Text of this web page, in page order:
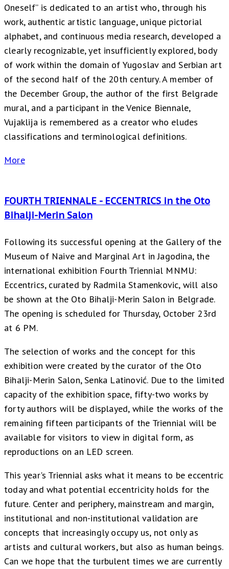
Oneself” is dedicated to an artist who, through his
work, authentic artistic language, unique pictorial
alphabet, and continuous media research, developed a
clearly recognizable, yet insufficiently explored, body
of work within the domain of Yugoslav and Serbian art
of the second half of the 20th century. A member of
the December Group, the author of the first Belgrade
mural, and a participant in the Venice Biennale,
Vujaklija is remembered as a creator who eludes
classifications and terminological definitions.
More
FOURTH TRIENNALE - ECCENTRICS in the Oto
Bihalji-Merin Salon
Following its successful opening at the Gallery of the
Museum of Naive and Marginal Art in Jagodina, the
international exhibition Fourth Triennial MNMU:
Eccentrics, curated by Radmila Stamenkovic, will also
be shown at the Oto Bihalji-Merin Salon in Belgrade.
The opening is scheduled for Thursday, October 23rd
at 6 PM.
The selection of works and the concept for this
exhibition were created by the curator of the Oto
Bihalji-Merin Salon, Senka Latinović. Due to the limited
capacity of the exhibition space, fifty-two works by
forty authors will be displayed, while the works of the
remaining fifteen participants of the Triennial will be
available for visitors to view in digital form, as
reproductions on an LED screen.
This year's Triennial asks what it means to be eccentric
today and what potential eccentricity holds for the
future. Center and periphery, mainstream and margin,
institutional and non-institutional validation are
concepts that increasingly occupy us, not only as
artists and cultural workers, but also as human beings.
Can we hope that the turbulent times we are currently